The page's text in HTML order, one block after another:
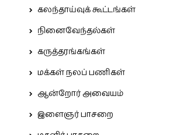
கலந்தாய்வுக் கூட்டங்கள்
நினைவேந்தல்கள்
கருத்தரங்கங்கள்
மக்கள் நலப் பணிகள்
ஆன்றோர் அவையம்
இளைஞர் பாசறை